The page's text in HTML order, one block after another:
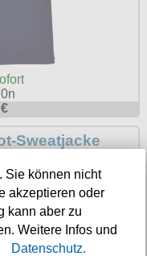
Sweatjacke
Sie können nicht
akzeptieren oder
kann aber zu
Weitere Infos und
Datenschutz.